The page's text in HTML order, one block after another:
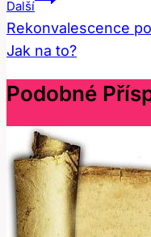
Další
Rekonvalescence
Jak na to?
Podobné